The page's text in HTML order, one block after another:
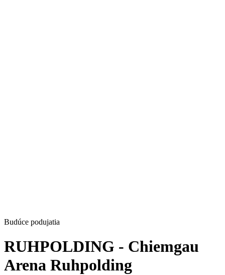
Budúce podujatia
RUHPOLDING - Chiemgau
Arena Ruhpolding